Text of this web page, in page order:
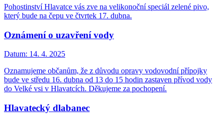
Pohostinství Hlavatce vás zve na velikonoční speciál zelené pivo,
který bude na čepu ve čtvrtek 17. dubna.
Oznámení o uzavření vody
Datum: 14. 4. 2025
Oznamujeme občanům, že z důvodu opravy vodovodní přípojky
bude ve středu 16. dubna od 13 do 15 hodin zastaven přívod vody
do Velké vsi v Hlavatcích. Děkujeme za pochopení.
Hlavatecký dlabanec